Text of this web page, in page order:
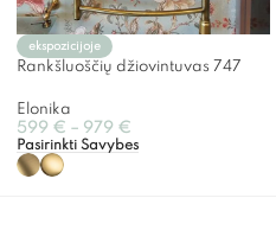
ekspozicijoje
Rankšluoščių džiovintuvas 747
Elonika
599 € – 979 €
Pasirinkti Savybes